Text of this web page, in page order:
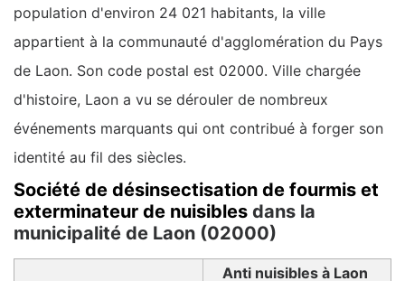
population d'environ 24 021 habitants, la ville
appartient à la communauté d'agglomération du Pays
de Laon. Son code postal est 02000. Ville chargée
d'histoire, Laon a vu se dérouler de nombreux
événements marquants qui ont contribué à forger son
identité au fil des siècles.
Société de désinsectisation de fourmis et
exterminateur de nuisibles dans la
municipalité de Laon (02000)
Anti nuisibles à Laon